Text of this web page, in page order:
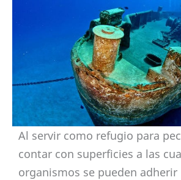
Al servir como refugio para
contar con superficies a las
organismos se pueden adherir